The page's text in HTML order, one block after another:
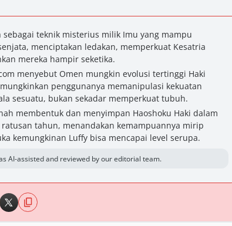
sebagai teknik misterius milik Imu yang mampu
menciptakan ledakan, memperkuat Kesatria
mereka hampir seketika.
menyebut Omen mungkin evolusi tertinggi Haki
penggunanya memanipulasi kekuatan
sesuatu, bukan sekadar memperkuat tubuh.
membentuk dan menyimpan Haoshoku Haki dalam
tahun, menandakan kemampuannya mirip
kemungkinan Luffy bisa mencapai level serupa.
AI-assisted and reviewed by our editorial team.